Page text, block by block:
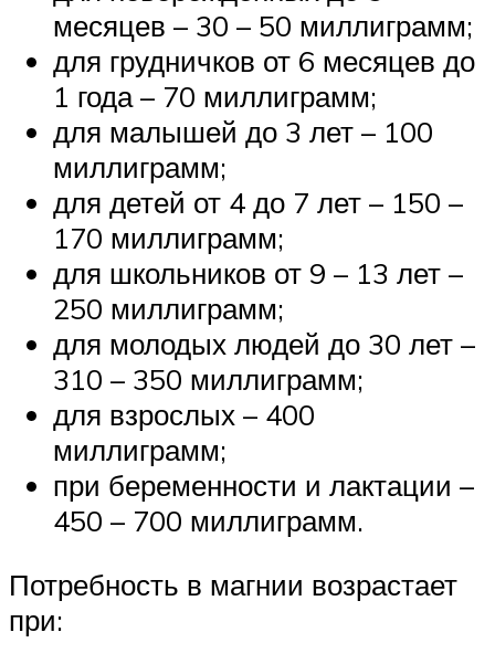
месяцев – 30 – 50 миллиграмм;
для грудничков от 6 месяцев до
1 года – 70 миллиграмм;
для малышей до 3 лет – 100
миллиграмм;
для детей от 4 до 7 лет – 150 –
170 миллиграмм;
для школьников от 9 – 13 лет –
250 миллиграмм;
для молодых людей до 30 лет –
310 – 350 миллиграмм;
для взрослых – 400
миллиграмм;
при беременности и лактации –
450 – 700 миллиграмм.
Потребность в магнии возрастает
при: